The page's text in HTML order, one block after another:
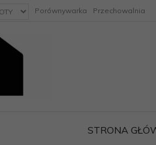
Porównywarka Przechowalnia
STRONA